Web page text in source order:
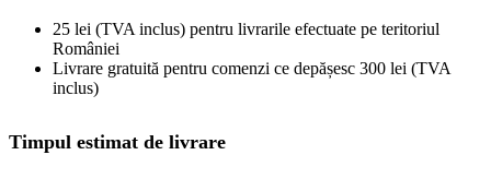
25 lei (TVA inclus) pentru livrarile efectuate pe teritoriul
României
Livrare gratuită pentru comenzi ce depășesc 300 lei (TVA
inclus)
Timpul estimat de livrare